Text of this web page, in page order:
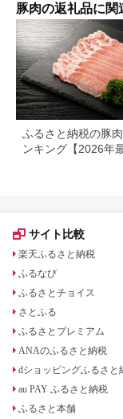
豚肉の返礼品に
ふるさと納税の豚
ンキング【2026年
サイト比較
楽天ふるさと納税
ふるなび
ふるさとチョイス
さとふる
ふるさとプレミアム
ANAのふるさと納税
dショッピングふるさと
au PAY ふるさと納税
ふるさと本舗